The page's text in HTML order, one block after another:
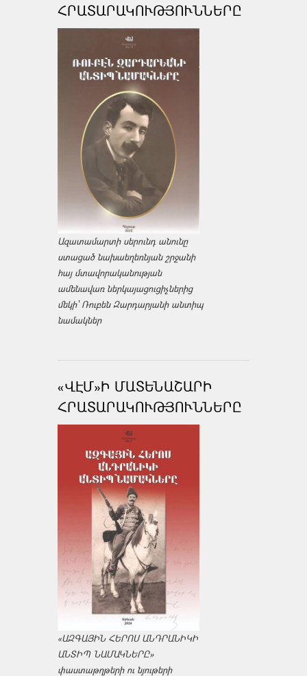
ՀՐԱՏԱՐԱԿՈՒԹՅՈՒՆՆԵՐԸ
Ազատամարտի սերունդ անունը
ստացած նախաեղեռնյան շրջանի
հայ մտավորականության
ամենավառ ներկայացուցիչներից
մեկի՝ Ռուբեն Զարդարյանի անտիպ
նամակներ
«ՎԷՄ»Ի ՄԱՏԵՆԱՇԱՐԻ
ՀՐԱՏԱՐԱԿՈՒԹՅՈՒՆՆԵՐԸ
«ԱԶԳԱՅԻՆ ՀԵՐՈՍ ԱՆԴՐԱՆԻԿԻ
ԱՆՏԻՊ ՆԱՄԱԿՆԵՐԸ»
փաստաթղթերի ու նյութերի